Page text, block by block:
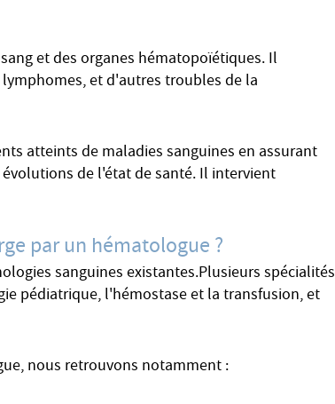
et des organes hématopoïétiques. Il
et d'autres troubles de la
atteints de maladies sanguines en assurant
de l'état de santé. Il intervient
par un hématologue ?
sanguines existantes.Plusieurs spécialités
pédiatrique, l'hémostase et la transfusion, et
nous retrouvons notamment :